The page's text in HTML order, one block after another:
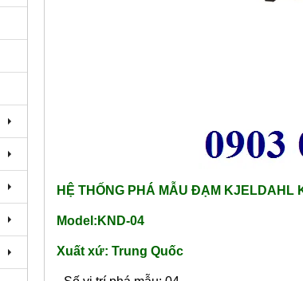
HỆ THỐNG PHÁ MẪU ĐẠM KJELDAHL
Model:KND-04
Xuất xứ: Trung Quốc